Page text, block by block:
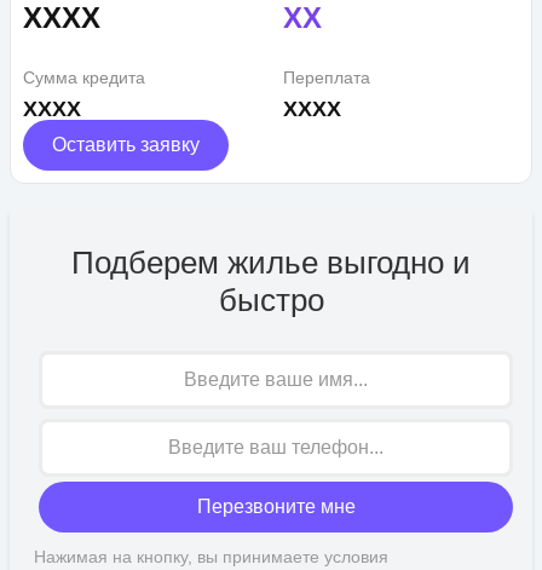
XXXX XX
Сумма кредита
XXXX
Переплата
XXXX
Оставить заявку
Подберем жилье выгодно и
быстро
Перезвоните мне
Нажимая на кнопку, вы принимаете условия